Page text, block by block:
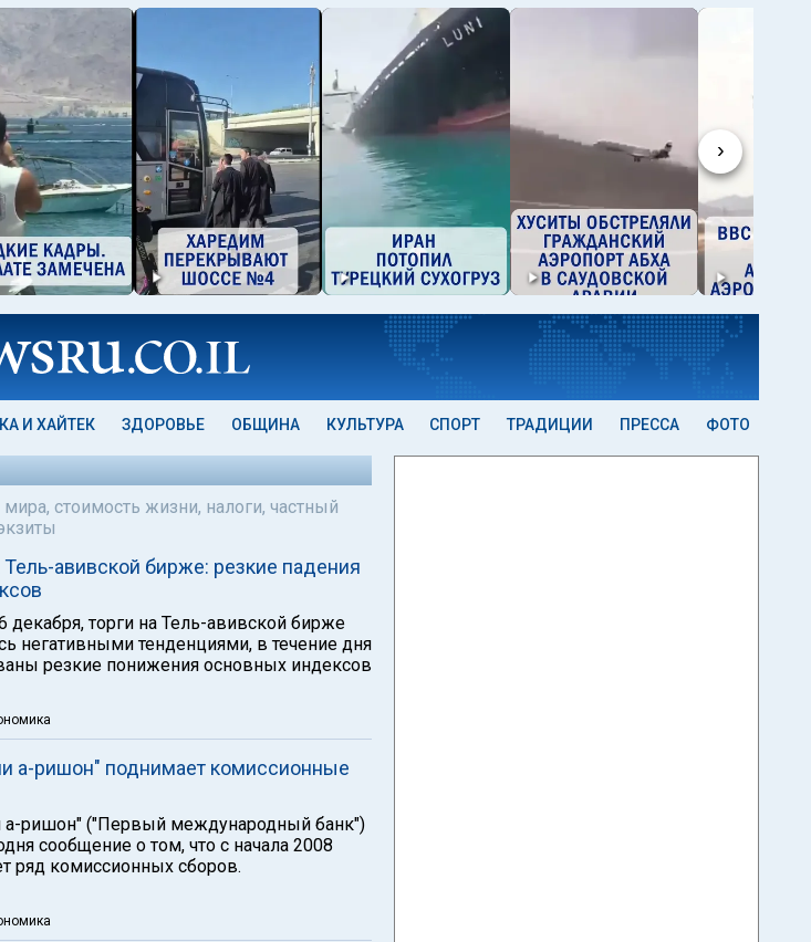
›
И ХАЙТЕК ЗДОРОВЬЕ ОБЩИНА КУЛЬТУРА СПОРТ ТРАДИЦИИ ПРЕССА ФОТО
стоимость жизни, налоги, частный
Тель-авивской бирже: резкие падения
декабря, торги на Тель-авивской бирже
негативными тенденциями, в течение дня
резкие понижения основных индексов
а-ришон" поднимает комиссионные
а-ришон" ("Первый международный банк")
сообщение о том, что с начала 2008
ряд комиссионных сборов.